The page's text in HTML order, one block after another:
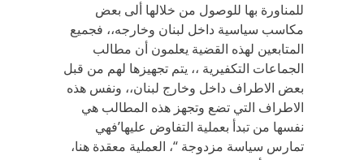
للمناورة بها للوصول من خلالها ألى بعض
مكاسب سياسية داخل لبنان وخارجه،، فجميع
المتابعين لهذه القضية يعلمون أن مطالب
الجماعات التكفيرية ،، يتم تجهيزها لهم من قبل
بعض الاطراف داخل وخارج لبنان،، ونفس هذه
الاطراف التي تضع وتجهز هذه المطالب هي
نفسها من تبدأ بعملية التفاوض عليها’فهي
تمارس سياسة مزدوجة “، العملية معقدة هنا،